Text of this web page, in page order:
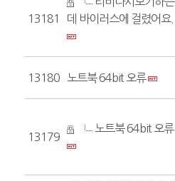
13181
데 바이러스에 걸렸어요.
13180 노트북 64bit 오류
13179
노트북 64bit 오류